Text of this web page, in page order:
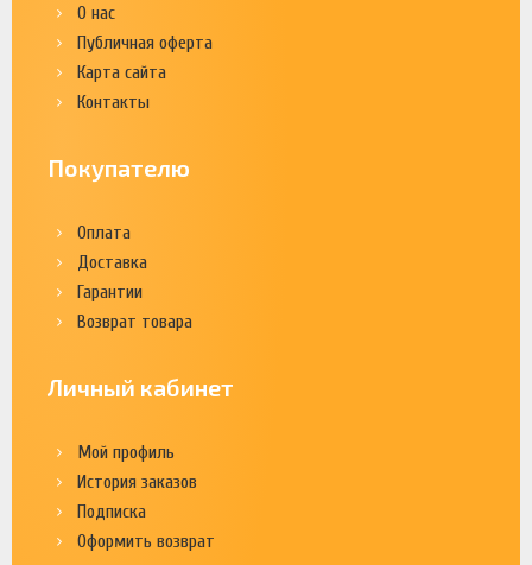
О нас
Публичная оферта
Карта сайта
Контакты
Покупателю
Оплата
Доставка
Гарантии
Возврат товара
Личный кабинет
Мой профиль
История заказов
Подписка
Оформить возврат